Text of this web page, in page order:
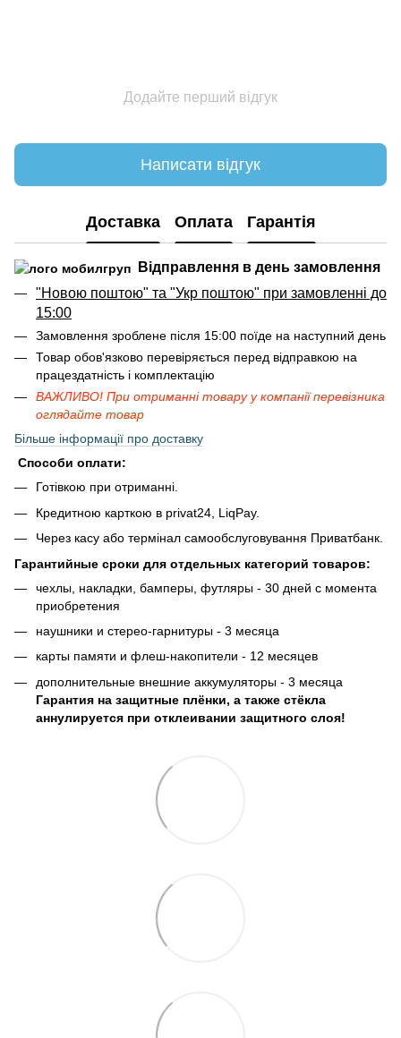
Додайте перший відгук
Написати відгук
Доставка Оплата Гарантія
Відправлення в день замовлення
"Новою поштою" та "Укр поштою" при замовленні до
15:00
Замовлення зроблене після 15:00 поїде на наступний день
Товар обов'язково перевіряється перед відправкою на
працездатність і комплектацію
ВАЖЛИВО! При отриманні товару у компанії перевізника
оглядайте товар
Більше інформації про доставку
Способи оплати:
Готівкою при отриманні.
Кредитною карткою в privat24, LiqPay.
Через касу або термінал самообслуговування Приватбанк.
Гарантийные сроки для отдельных категорий товаров:
чехлы, накладки, бамперы, футляры - 30 дней с момента
приобретения
наушники и стерео-гарнитуры - 3 месяца
карты памяти и флеш-накопители - 12 месяцев
дополнительные внешние аккумуляторы - 3 месяца
Гарантия на защитные плёнки, а также стёкла
аннулируется при отклеивании защитного слоя!